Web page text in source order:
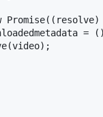
Promise( ( resolve)
=
(video);